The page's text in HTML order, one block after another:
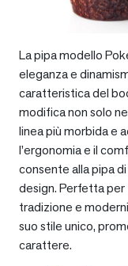
La pipa modello
eleganza e
caratteristica del
modifica non solo
linea più morbida e
l’ergonomia e il
consente alla pipa
design. Perfetta
tradizione e
suo stile unico,
carattere.